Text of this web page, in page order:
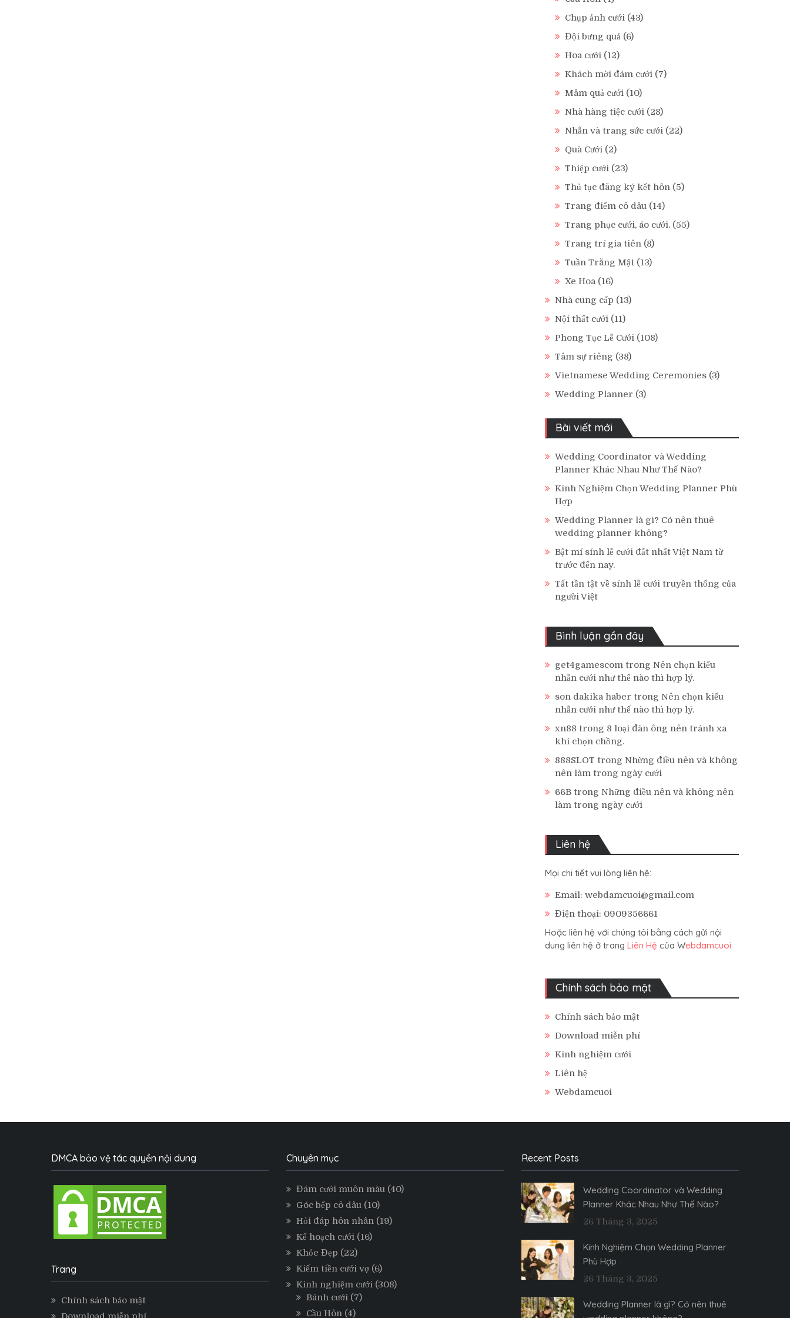
Chụp ảnh cưới (43)
Đội bưng quả (6)
Hoa cưới (12)
Khách mời đám cưới (7)
Mâm quả cưới (10)
Nhà hàng tiệc cưới (28)
Nhẫn và trang sức cưới (22)
Quà Cưới (2)
Thiệp cưới (23)
Thủ tục đăng ký kết hôn (5)
Trang điểm cô dâu (14)
Trang phục cưới, áo cưới. (55)
Trang trí gia tiên (8)
Tuần Trăng Mật (13)
Xe Hoa (16)
Nhà cung cấp (13)
Nội thất cưới (11)
Phong Tục Lễ Cưới (108)
Tâm sự riêng (38)
Vietnamese Wedding Ceremonies (3)
Wedding Planner (3)
Bài viết mới
Wedding Coordinator và Wedding
Planner Khác Nhau Như Thế Nào?
Kinh Nghiệm Chọn Wedding Planner Phù
Hợp
Wedding Planner là gì? Có nên thuê
wedding planner không?
Bật mí sính lễ cưới đắt nhất Việt Nam từ
trước đến nay.
Tất tần tật về sính lễ cưới truyền thống của
người Việt
Bình luận gần đây
get4gamescom trong Nên chọn kiểu
nhẫn cưới như thế nào thì hợp lý.
son dakika haber trong Nên chọn kiểu
nhẫn cưới như thế nào thì hợp lý.
xn88 trong 8 loại đàn ông nên tránh xa
khi chọn chồng.
888SLOT trong Những điều nên và không
nên làm trong ngày cưới
66B trong Những điều nên và không nên
làm trong ngày cưới
Liên hệ
Mọi chi tiết vui lòng liên hệ:
Email: webdamcuoi@gmail.com
Điện thoại: 0909356661
Hoặc liên hệ với chúng tôi bằng cách gửi nội
dung liên hệ ở trang Liên Hệ của Webdamcuoi
Chính sách bảo mật
Chính sách bảo mật
Download miễn phí
Kinh nghiệm cưới
Liên hệ
Webdamcuoi
DMCA bảo vệ tác quyền nội dung
Trang
Chính sách bảo mật
Chuyên mục
Đám cưới muôn màu(40)
Góc bếp cô dâu(10)
Hỏi đáp hôn nhân(19)
Kế hoạch cưới(16)
Khỏe Đẹp (22)
Kiếm tiền cưới vợ(6)
Kinh nghiệm cưới(308)
Bánh cưới(7)
Cầu Hôn(4)
Recent Posts
Wedding Coordinator và Wedding
Planner Khác Nhau Như Thế Nào?
26 Tháng 3, 2025
Kinh Nghiệm Chọn Wedding Planner
Phù Hợp
26 Tháng 3, 2025
Wedding Planner là gì? Có nên thuê